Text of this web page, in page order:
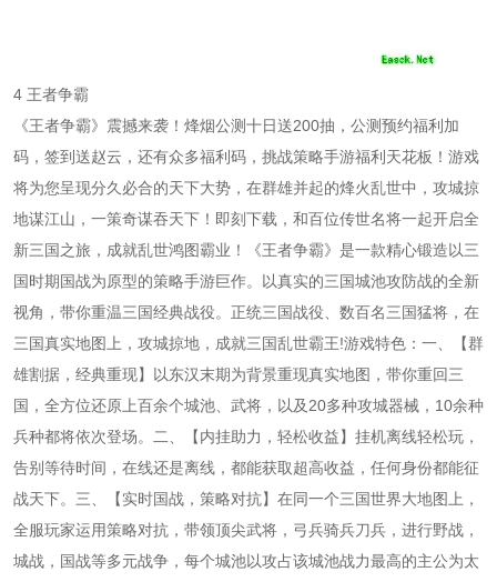
4 王者争霸
《王者争霸》震撼来袭！烽烟公测十日送200抽，公测预约福利加
码，签到送赵云，还有众多福利码，挑战策略手游福利天花板！游戏
将为您呈现分久必合的天下大势，在群雄并起的烽火乱世中，攻城掠
地谋江山，一策奇谋吞天下！即刻下载，和百位传世名将一起开启全
新三国之旅，成就乱世鸿图霸业！《王者争霸》是一款精心锻造以三
国时期国战为原型的策略手游巨作。以真实的三国城池攻防战的全新
视角，带你重温三国经典战役。正统三国战役、数百名三国猛将，在
三国真实地图上，攻城掠地，成就三国乱世霸王!游戏特色：一、【群
雄割据，经典重现】以东汉末期为背景重现真实地图，带你重回三
国，全方位还原上百余个城池、武将，以及20多种攻城器械，10余种
兵种都将依次登场。二、【内挂助力，轻松收益】挂机离线轻松玩，
告别等待时间，在线还是离线，都能获取超高收益，任何身份都能征
战天下。三、【实时国战，策略对抗】在同一个三国世界大地图上，
全服玩家运用策略对抗，带领顶尖武将，弓兵骑兵刀兵，进行野战，
城战，国战等多元战争，每个城池以攻占该城池战力最高的主公为太